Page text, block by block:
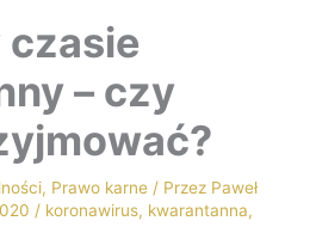
czasie
– czy
, Prawo karne / Przez Paweł
/ koronawirus, kwarantanna,